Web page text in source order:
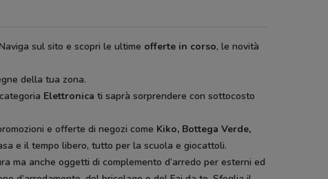
sul sito e scopri le ultime offerte in corso, le novità
della tua zona.
Elettronica ti saprà sorprendere con sottocosto
e offerte di negozi come Kiko, Bottega Verde,
e il tempo libero, tutto per la scuola e giocattoli.
ma anche oggetti di complemento d’arredo per esterni ed